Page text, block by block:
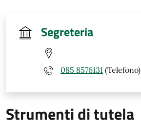
Segreteria
085 8576131 (Telefono)
Strumenti di tutela